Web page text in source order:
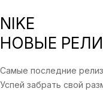
NIKE
НОВЫЕ
Самые последние
Успей забрать свой